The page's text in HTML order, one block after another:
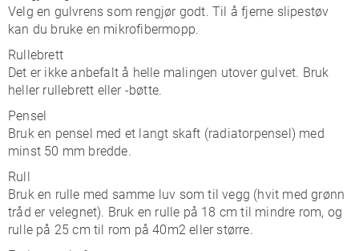
Velg en gulvrens som rengjør godt. Til å fjerne slipestøv
kan du bruke en mikrofibermopp.
Rullebrett
Det er ikke anbefalt å helle malingen utover gulvet. Bruk
heller rullebrett eller -bøtte.
Pensel
Bruk en pensel med et langt skaft (radiatorpensel) med
minst 50 mm bredde.
Rull
Bruk en rulle med samme luv som til vegg (hvit med grønn
tråd er velegnet). Bruk en rulle på 18 cm til mindre rom, og
rulle på 25 cm til rom på 40m2 eller større.